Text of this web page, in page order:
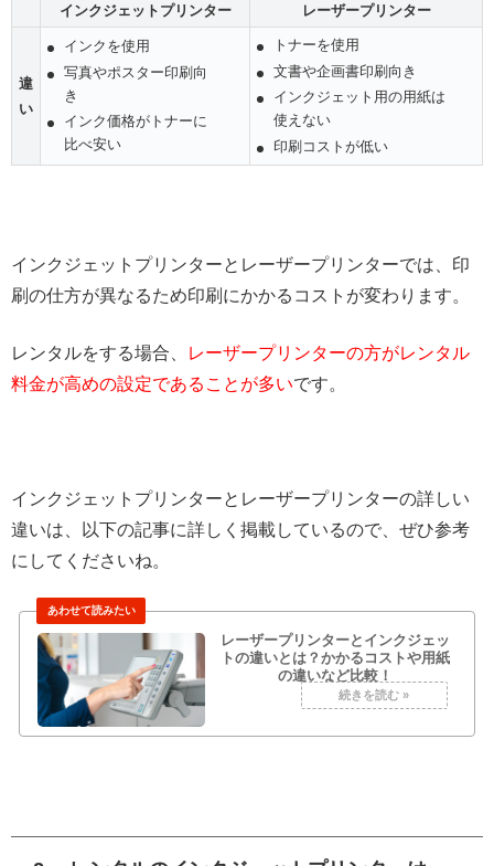
インクジェットプリンター レーザープリンター
違
い
インクを使用
写真やポスター印刷向
き
インク価格がトナーに
比べ安い
トナーを使用
文書や企画書印刷向き
インクジェット用の用紙は
使えない
印刷コストが低い
インクジェットプリンターとレーザープリンターでは、印
刷の仕方が異なるため印刷にかかるコストが変わります。
レンタルをする場合、
レーザープリンターの方がレンタル
料金が高めの設定であることが多いです。
インクジェットプリンターとレーザープリンターの詳しい
違いは、以下の記事に詳しく掲載しているので、ぜひ参考
にしてくださいね。
レーザープリンターとインクジェッ
トの違いとは？かかるコストや用紙
の違いなど比較！